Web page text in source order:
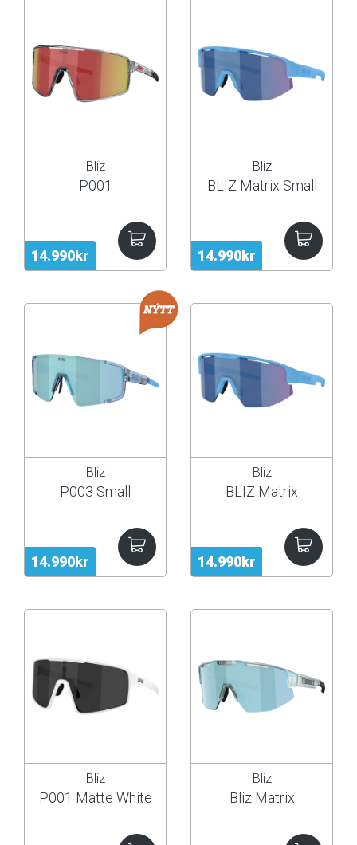
14.990kr
Bliz
P001
14.990kr
Bliz
BLIZ Matrix Small
14.990kr
Bliz
P003 Small
14.990kr
Bliz
BLIZ Matrix
Bliz
P001 Matte White
Bliz
Bliz Matrix